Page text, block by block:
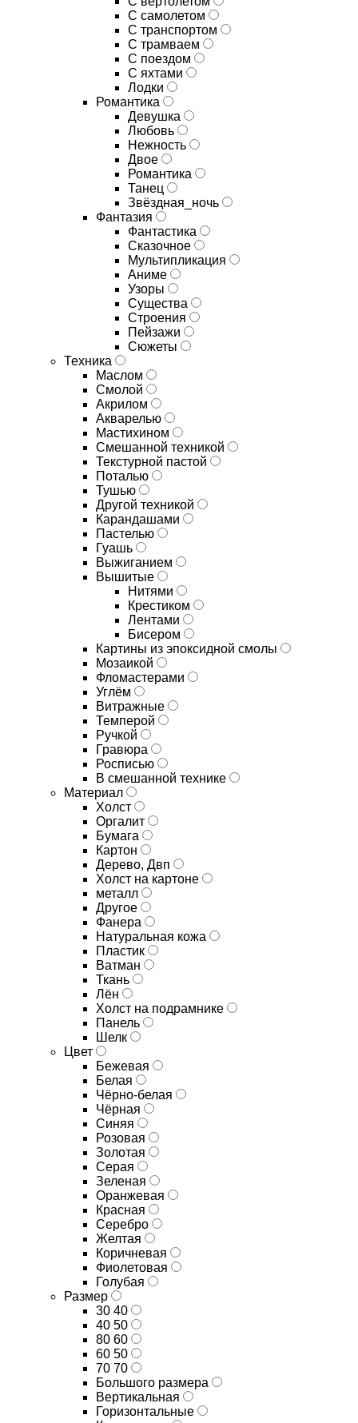
С самолетом
С транспортом
С трамваем
С поездом
С яхтами
Лодки
Романтика
Девушка
Любовь
Нежность
Двое
Романтика
Танец
Звёздная_ночь
Фантазия
Фантастика
Сказочное
Мультипликация
Аниме
Узоры
Существа
Строения
Пейзажи
Сюжеты
Техника
Маслом
Смолой
Акрилом
Акварелью
Мастихином
Смешанной техникой
Текстурной пастой
Поталью
Тушью
Другой техникой
Карандашами
Пастелью
Гуашь
Выжиганием
Вышитые
Нитями
Крестиком
Лентами
Бисером
Картины из эпоксидной смолы
Мозаикой
Фломастерами
Углём
Витражные
Темперой
Ручкой
Гравюра
Росписью
В смешанной технике
Материал
Холст
Оргалит
Бумага
Картон
Дерево, Двп
Холст на картоне
металл
Другое
Фанера
Натуральная кожа
Пластик
Ватман
Ткань
Лён
Холст на подрамнике
Панель
Шелк
Цвет
Бежевая
Белая
Чёрно-белая
Чёрная
Синяя
Розовая
Золотая
Серая
Зеленая
Оранжевая
Красная
Серебро
Желтая
Коричневая
Фиолетовая
Голубая
Размер
30 40
40 50
80 60
60 50
70 70
Большого размера
Вертикальная
Горизонтальные